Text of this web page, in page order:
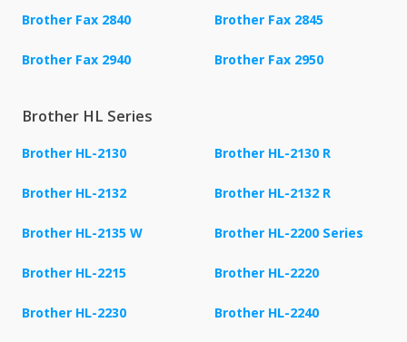
Brother Fax 2840 Brother Fax 2845
Brother Fax 2940 Brother Fax 2950
Brother HL Series
Brother HL-2130 Brother HL-2130 R
Brother HL-2132 Brother HL-2132 R
Brother HL-2135 W Brother HL-2200 Series
Brother HL-2215 Brother HL-2220
Brother HL-2230 Brother HL-2240